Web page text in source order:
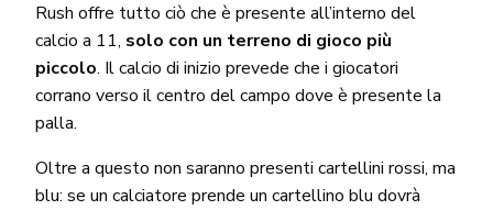
Rush offre tutto ciò che è presente all’interno del
calcio a 11, solo con un terreno di gioco più
piccolo. Il calcio di inizio prevede che i giocatori
corrano verso il centro del campo dove è presente la
palla.
Oltre a questo non saranno presenti cartellini rossi, ma
blu: se un calciatore prende un cartellino blu dovrà